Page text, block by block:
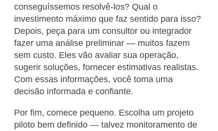
conseguíssemos resolvê-los? Qual o
investimento máximo que faz sentido para isso?
Depois, peça para um consultor ou integrador
fazer uma análise preliminar — muitos fazem
sem custo. Eles vão avaliar sua operação,
sugerir soluções, fornecer estimativas realistas.
Com essas informações, você toma uma
decisão informada e confiante.
Por fim, comece pequeno. Escolha um projeto
piloto bem definido — talvez monitoramento de